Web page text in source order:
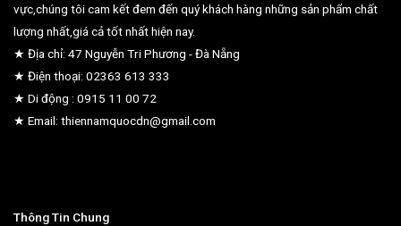
vực,chúng tôi cam kết đem đến quý khách hàng những sản phẩm chất
lượng nhất,giá cả tốt nhất hiện nay.
★ Địa chỉ: 47 Nguyễn Tri Phương - Đà Nẵng
★ Điện thoại: 02363 613 333
★ Di động : 0915 11 00 72
★ Email: thiennamquocdn@gmail.com
Thông Tin Chung